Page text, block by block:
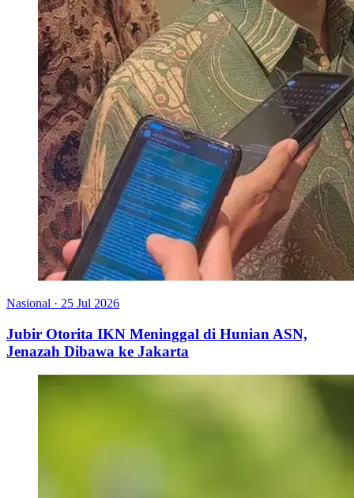
Nasional · 25 Jul 2026
Jubir Otorita IKN Meninggal di Hunian ASN,
Jenazah Dibawa ke Jakarta